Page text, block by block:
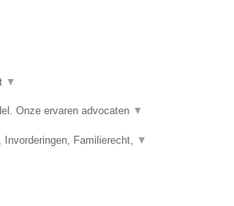
▼
Onze ervaren advocaten ▼
Familierecht, ▼